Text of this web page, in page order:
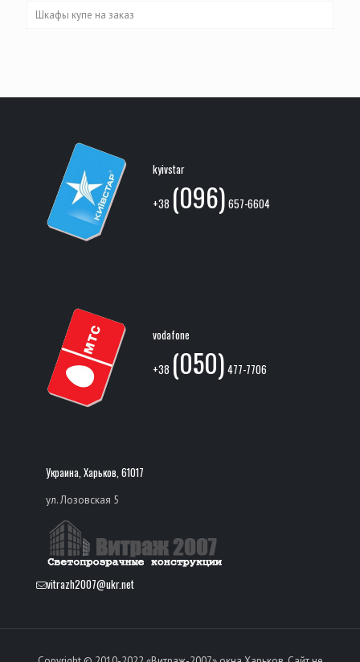
Шкафы купе на заказ
kyivstar
+38 (096) 657-6604
vodafone
+38 (050) 477-7706
Украина, Харьков, 61017
ул. Лозовская 5
vitrazh2007@ukr.net